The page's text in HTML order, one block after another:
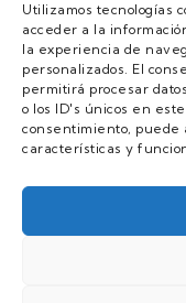
Utilizamos tecnologías
acceder a la
la experiencia de
personalizados. El
permitirá procesar
o los ID's únicos en
consentimiento,
características y
MENU
Quienes Somos
Guias
Contacto
Únete